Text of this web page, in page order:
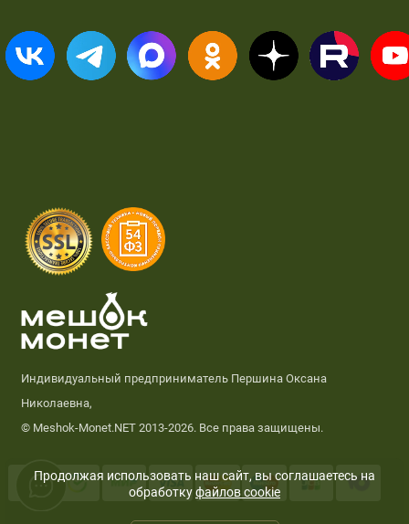
Индивидуальный предприниматель Першина Оксана
Николаевна,
© Meshok-Monet.NET 2013-2026. Все права защищены.
Продолжая использовать наш сайт, вы соглашаетесь на
обработкуфайлов cookie